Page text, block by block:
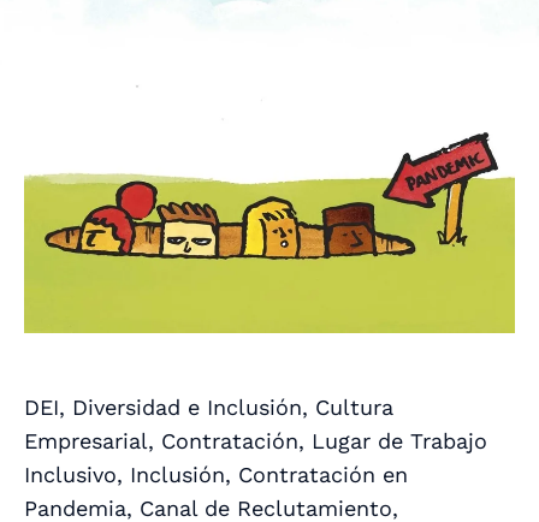
DEI, Diversidad e Inclusión, Cultura
Empresarial, Contratación, Lugar de Trabajo
Inclusivo, Inclusión, Contratación en
Pandemia, Canal de Reclutamiento,